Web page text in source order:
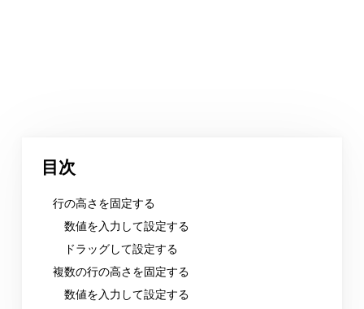
目次
行の高さを固定する
数値を入力して設定する
ドラッグして設定する
複数の行の高さを固定する
数値を入力して設定する